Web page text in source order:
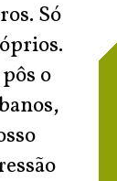
Só
o